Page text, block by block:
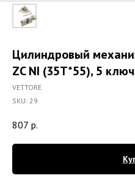
Цилиндровый
ZC NI (35T*55), 5
VETTORE
SKU: 29
807 р.